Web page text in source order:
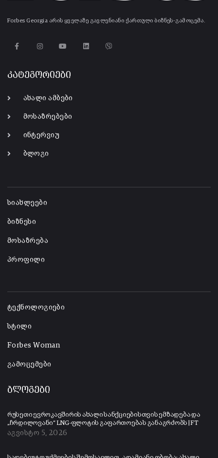
Forbes Georgia არის ყველაზე გავლენიანი ქართული ბიზნეს-გამოცემა.
კატეგორიები
ახალი ამბები
მოსაზრებები
ინტერვიუ
ბლოგი
სიახლეები
ბიზნესი
მოსაზრება
პროფილი
ტექნოლოგიები
სტილი
Forbes Woman
გამოცემები
ბლოგები
რუსეთი ევროკავშირის ახალი სანქციებისთვის ემზადება და
„ჩრდილოვანი“ LNG-ფლოტის გაფართოებას განაგრძობს | FT
აგვისტო 5, 2026